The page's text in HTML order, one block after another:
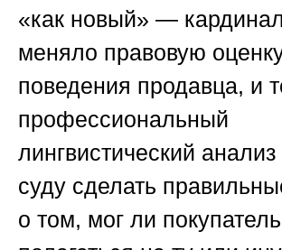
«как новый» —
меняло правовую
поведения продавца, и
профессиональный
лингвистический
суду сделать
о том, мог ли